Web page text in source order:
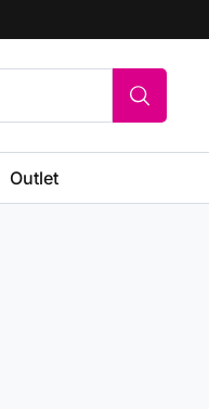
Outlet